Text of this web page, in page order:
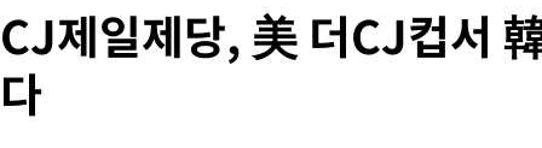
2시간 전 >[속보]코스닥, 800p 회복…0.26% 오른 801.67 마감
2시간 전 >
2시간 전 >
CJ제일제당, 美 더CJ컵서
다